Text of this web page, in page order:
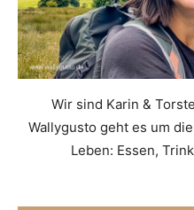
Wir sind Karin &
Wallygusto geht es um
Leben: Essen,